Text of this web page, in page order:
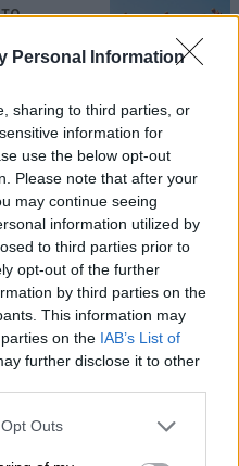
Personal Information
sharing to third parties, or
information for
use the below opt-out
Please note that after your
may continue seeing
information utilized by
to third parties prior to
opt-out of the further
by third parties on the
This information may
on the IAB’s List of
further disclose it to other
Outs
ζέβρα και
που
startups:
Βόρεια